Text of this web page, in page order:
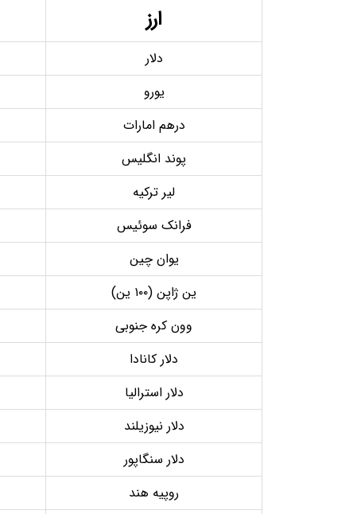
ارز
دلار
یورو
درهم امارات
پوند انگلیس
لیر ترکیه
فرانک سوئیس
یوان چین
ین ژاپن (۱۰۰ ین)
وون کره جنوبی
دلار کانادا
دلار استرالیا
دلار نیوزیلند
دلار سنگاپور
روپیه هند